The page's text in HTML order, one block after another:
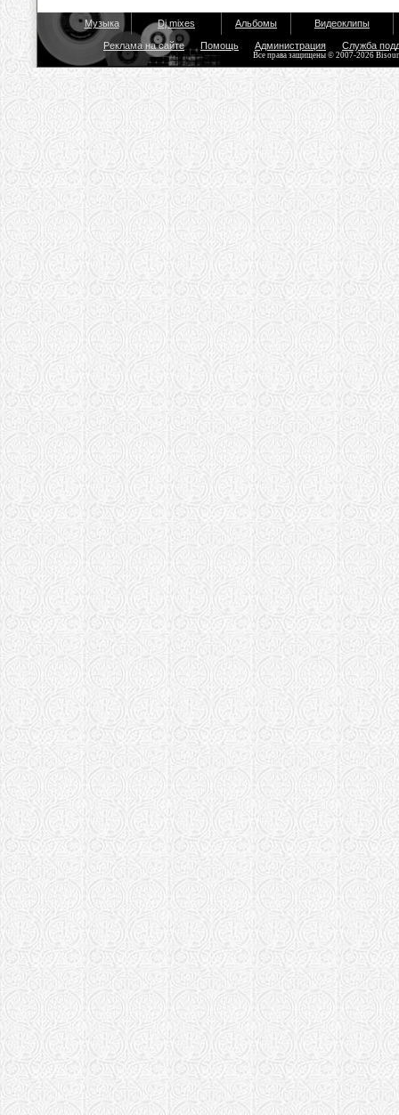
Музыка Dj mixes Альбомы Видеоклипы
Реклама на сайте Помощь Администрация Служба
Все права защищены © 2007-2026